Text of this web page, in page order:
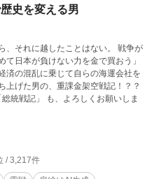
史を変える男
、それに越したことはない。 戦争が
て日本が負けない力を金で買おう」
済の混乱に乗じて自らの海運会社を
上げた男の、重課金架空戦記！？？
ろしくお願いしま
/ 3,217件